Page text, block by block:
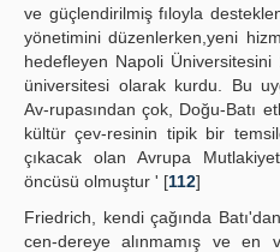
ve güçlendirilmiş fıloyla
yönetimini düzenlerken,yeni
hedefleyen Napoli Üniversitesini
üniversitesi olarak kurdu. Bu
Av-rupasından çok, Doğu-Batı
kültür çev-resinin tipik bir
çıkacak olan Avrupa
öncüsü olmuştur ' [112]
Friedrich, kendi çağında
cen-dereye alınmamış ve en